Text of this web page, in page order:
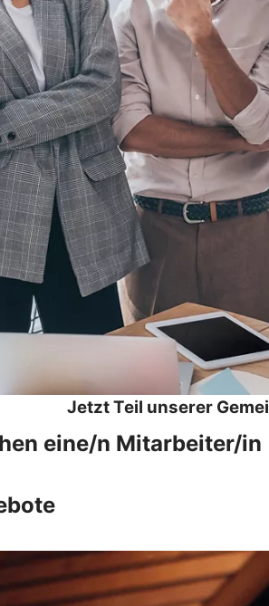
Jetzt Teil unserer
eine/n Mitarbeiter/